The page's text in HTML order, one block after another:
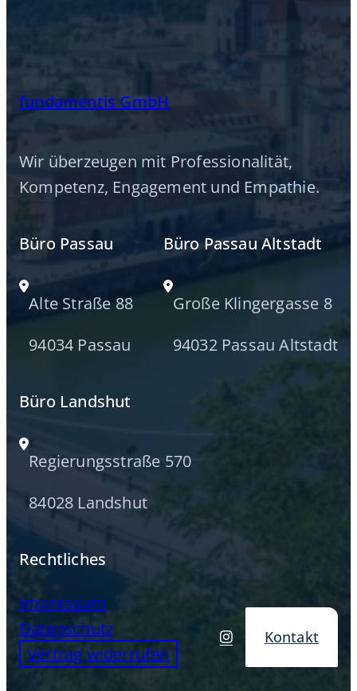
fundamentis GmbH
Wir überzeugen mit Professionalität,
Kompetenz, Engagement und Empathie.
Büro Passau
Alte Straße 88
94034 Passau
Büro Passau Altstadt
Große Klingergasse 8
94032 Passau Altstadt
Büro Landshut
Regierungsstraße 570
84028 Landshut
Rechtliches
Impressum
Datenschutz
Vertrag widerrufen
Kontakt